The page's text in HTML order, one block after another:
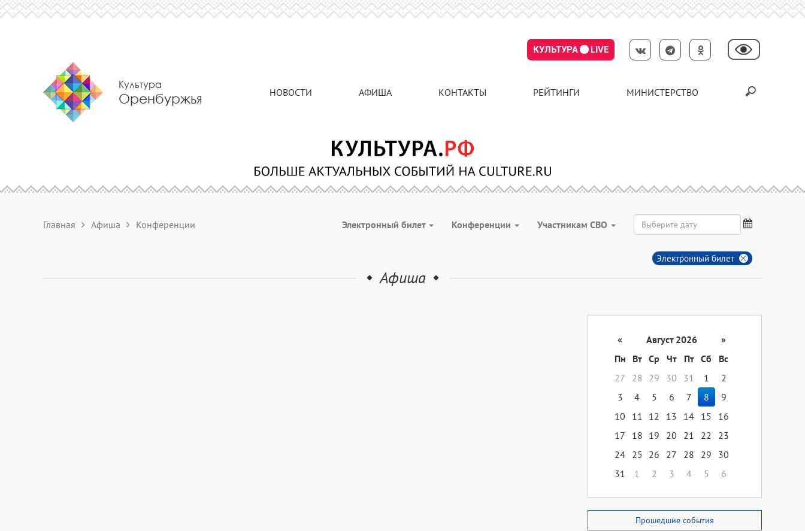
КУЛЬТУРА LIVE
Культура
Оренбуржья НОВОСТИ АФИША КОНТАКТЫ РЕЙТИНГИ МИНИСТЕРСТВО
Главная Афиша Конференции Электронный билет Конференции Участникам СВО
Электронный билет
Афиша
« Август 2026
»
Пн
Вт Ср Чт Пт Сб
Вс
27
28 29 30 31 1
2
3
4 5 6 7 8
9
10
11 12 13 14 15
16
17
18 19 20 21 22
23
24 25 26 27 28 29
30
31
1 2 3 4 5 6
Прошедшие события